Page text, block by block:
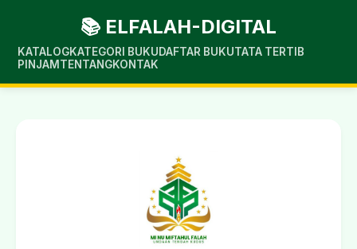
📚 ELFALAH-DIGITAL
KATALOGKATEGORI BUKUDAFTAR BUKUTATA TERTIB
PINJAM TENTANGKONTAK